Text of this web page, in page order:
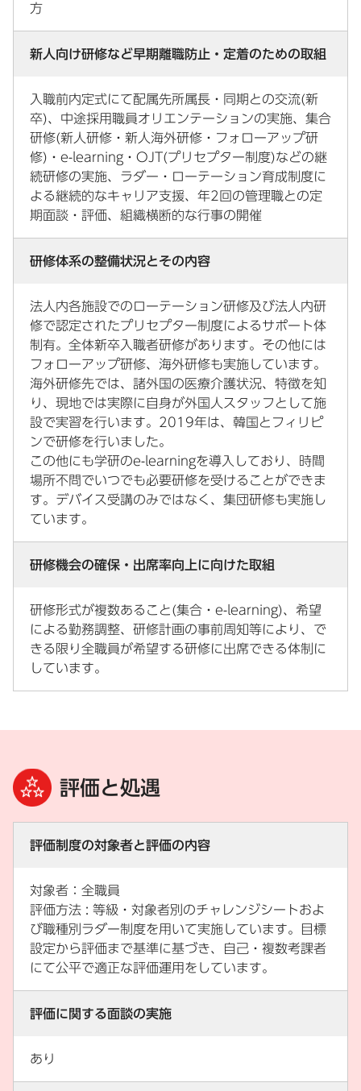
方
新人向け研修など早期離職防止・定着のための取組
入職前内定式にて配属先所属長・同期との交流(新
卒)、中途採用職員オリエンテーションの実施、集合
研修(新人研修・新人海外研修・フォローアップ研
修)・e-learning・OJT(プリセプター制度)などの継
続研修の実施、ラダー・ローテーション育成制度に
よる継続的なキャリア支援、年2回の管理職との定
期面談・評価、組織横断的な行事の開催
研修体系の整備状況とその内容
法人内各施設でのローテーション研修及び法人内研
修で認定されたプリセプター制度によるサポート体
制有。全体新卒入職者研修があります。その他には
フォローアップ研修、海外研修も実施しています。
海外研修先では、諸外国の医療介護状況、特徴を知
り、現地では実際に自身が外国人スタッフとして施
設で実習を行います。2019年は、韓国とフィリピ
ンで研修を行いました。
この他にも学研のe-learningを導入しており、時間
場所不問でいつでも必要研修を受けることができま
す。デバイス受講のみではなく、集団研修も実施し
ています。
研修機会の確保・出席率向上に向けた取組
研修形式が複数あること(集合・e-learning)、希望
による勤務調整、研修計画の事前周知等により、で
きる限り全職員が希望する研修に出席できる体制に
しています。
評価と処遇
評価制度の対象者と評価の内容
対象者：全職員
評価方法 : 等級・対象者別のチャレンジシートおよ
び職種別ラダー制度を用いて実施しています。目標
設定から評価まで基準に基づき、自己・複数考課者
にて公平で適正な評価運用をしています。
評価に関する面談の実施
あり